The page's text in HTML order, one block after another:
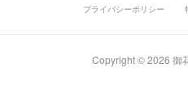
プライバシーポリシー
Copyright ©2026 御